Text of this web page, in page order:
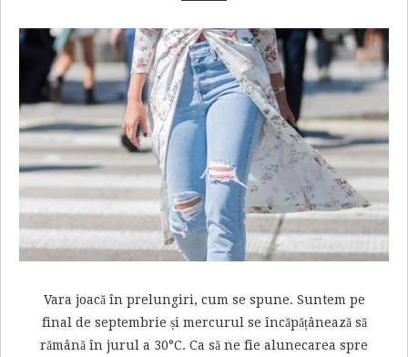
Vara joacă în prelungiri, cum se spune. Suntem pe
final de septembrie și mercurul se încăpățânează să
rămână în jurul a 30°C. Ca să ne fie alunecarea spre